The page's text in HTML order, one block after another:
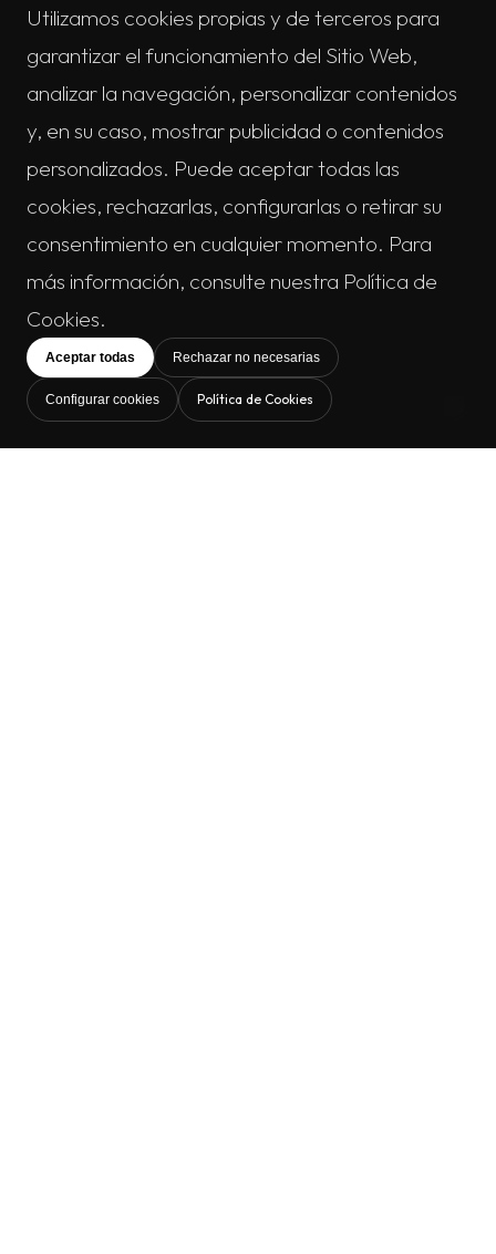
Utilizamos cookies propias y de terceros para
garantizar el funcionamiento del Sitio Web,
analizar la navegación, personalizar contenidos
y, en su caso, mostrar publicidad o contenidos
personalizados. Puede aceptar todas las
cookies, rechazarlas, configurarlas o retirar su
consentimiento en cualquier momento. Para
más información, consulte nuestra Política de
Cookies.
Aceptar todas Rechazar no necesarias
Configurar cookies Política de Cookies